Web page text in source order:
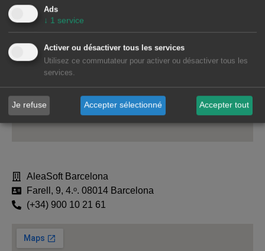
AleaSoft Barcelona
Viladomat, 1, 1.º-1.ª. 08015 Barcelona
(+34) 900 10 21 61
AleaSoft Barcelona
Farell, 9, 4.ᵒ. 08014 Barcelona
(+34) 900 10 21 61
Ads
↓ 1 service
Activer ou désactiver tous les services
Utilisez ce commutateur pour activer ou désactiver tous les
services.
Je refuse Accepter sélectionné Accepter tout